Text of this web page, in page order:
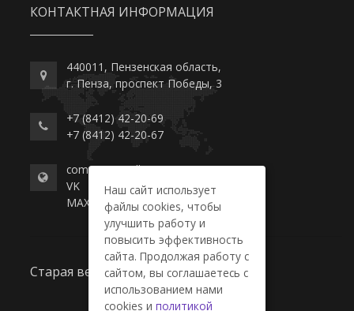
КОНТАКТНАЯ ИНФОРМАЦИЯ
440011, Пензенская область,
г. Пенза, проспект Победы, 3
+7 (8412) 42-20-69
+7 (8412) 42-20-67
commerce-college.ru
VK
MAX
Старая версия сайта
Наш сайт использует
файлы cookies, чтобы
улучшить работу и
повысить эффективность
сайта. Продолжая работу с
сайтом, вы соглашаетесь с
использованием нами
cookies и политикой